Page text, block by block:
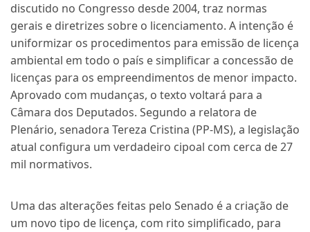
discutido no Congresso desde 2004, traz normas
gerais e diretrizes sobre o licenciamento. A intenção é
uniformizar os procedimentos para emissão de licença
ambiental em todo o país e simplificar a concessão de
licenças para os empreendimentos de menor impacto.
Aprovado com mudanças, o texto voltará para a
Câmara dos Deputados. Segundo a relatora de
Plenário, senadora Tereza Cristina (PP-MS), a legislação
atual configura um verdadeiro cipoal com cerca de 27
mil normativos.
Uma das alterações feitas pelo Senado é a criação de
um novo tipo de licença, com rito simplificado, para